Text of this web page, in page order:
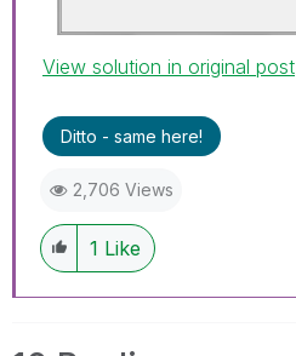
View solution in original post
Ditto - same here!
2,706 Views
1 Like